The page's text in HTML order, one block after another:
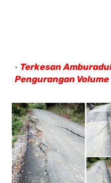
Terkesan
Pengurangan Volume